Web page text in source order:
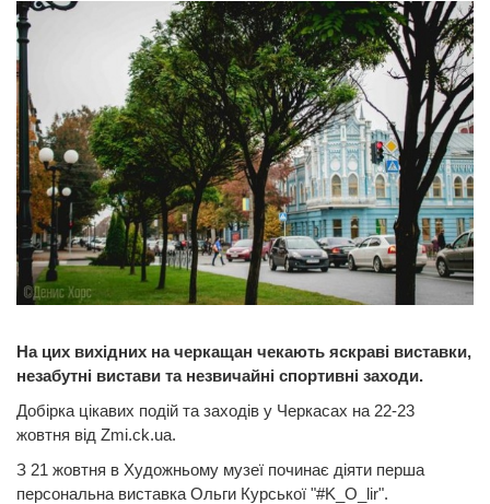
На цих вихідних на черкащан чекають яскраві виставки,
незабутні вистави та незвичайні спортивні заходи.
Добірка цікавих подій та заходів у Черкасах на 22-23
жовтня від Zmi.ck.ua.
З 21 жовтня в Художньому музеї починає діяти перша
персональна виставка Ольги Курської "#K_O_lir".